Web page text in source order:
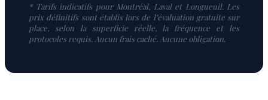
* Tarifs indicatifs pour Montréal, Laval et Longueuil. Les
prix définitifs sont établis lors de l’évaluation gratuite sur
place, selon la superficie réelle, la fréquence et les
protocoles requis. Aucun frais caché. Aucune obligation.